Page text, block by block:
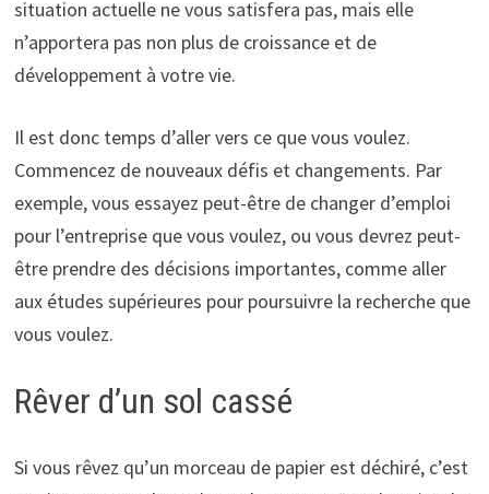
situation actuelle ne vous satisfera pas, mais elle
n’apportera pas non plus de croissance et de
développement à votre vie.
Il est donc temps d’aller vers ce que vous voulez.
Commencez de nouveaux défis et changements. Par
exemple, vous essayez peut-être de changer d’emploi
pour l’entreprise que vous voulez, ou vous devrez peut-
être prendre des décisions importantes, comme aller
aux études supérieures pour poursuivre la recherche que
vous voulez.
Rêver d’un sol cassé
Si vous rêvez qu’un morceau de papier est déchiré, c’est